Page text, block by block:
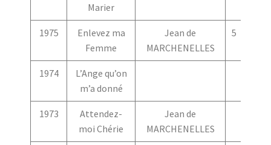
Marier
1975
Enlevez ma
Femme
Jean de
MARCHENELLES
5
1974
L’Ange qu’on
m’a donné
1973
Attendez-
moi Chérie
Jean de
MARCHENELLES